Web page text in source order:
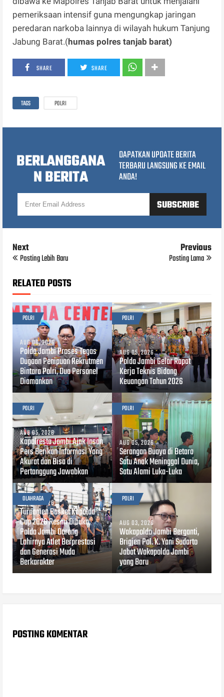
pemeriksaan intensif guna mengungkap jaringan
peredaran narkoba lainnya di wilayah hukum Tanjung
Jabung Barat.(humas polres tanjab barat)
SHARE SHARE
TAGS POLRI
BERLANGGANA
N BERITA
DAPATKAN UPDATE BERITA
TERBARU LANGSUNG KE EMAIL
ANDA!
Next
Posting Lebih Baru
Previous
Posting Lama
RELATED POSTS
POLRI
AUG 06, 2026
Polda Jambi Proses Tegas
Dugaan Penipuan Rekrutmen
Bintara Polri, Dua Personel
Diamankan
POLRI
AUG 05, 2026
Polda Jambi Gelar Rapat
Kerja Teknis Bidang
Keuangan Tahun 2026
POLRI
AUG 05, 2026
Kapolresta Jambi Ajak Insan
Pers Berikan Informasi Yang
Akurat dan Bisa di
Pertanggung Jawabkan
POLRI
AUG 05, 2026
Serangan Buaya di Betara
Satu Anak Meninggal Dunia,
Satu Alami Luka-Luka
OLAHRAGA
AUG 03, 2026
Turnamen Basket Kapolda
Cup 2026 Resmi Dibuka,
Polda Jambi Dorong
Lahirnya Atlet Berprestasi
dan Generasi Muda
Berkarakter
POLRI
AUG 03, 2026
Wakapolda Jambi Berganti,
Brigjen Pol. K. Yani Sudarto
Jabat Wakapolda Jambi
yang Baru
POSTING KOMENTAR